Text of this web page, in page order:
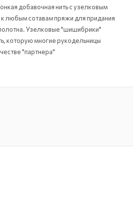
добавочная нить с узелковым
любым сотавам пряжи для придания
Узелковые "шишибрики"
которую многие рукодельницы
"партнера"